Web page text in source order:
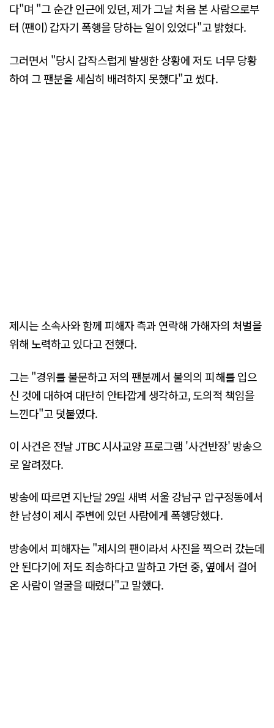
다"며 "그 순간 인근에 있던, 제가 그날 처음 본 사람으로부
터 (팬이) 갑자기 폭행을 당하는 일이 있었다"고 밝혔다.
그러면서 "당시 갑작스럽게 발생한 상황에 저도 너무 당황
하여 그 팬분을 세심히 배려하지 못했다"고 썼다.
제시는 소속사와 함께 피해자 측과 연락해 가해자의 처벌을
위해 노력하고 있다고 전했다.
그는 "경위를 불문하고 저의 팬분께서 불의의 피해를 입으
신 것에 대하여 대단히 안타깝게 생각하고, 도의적 책임을
느낀다"고 덧붙였다.
이 사건은 전날 JTBC 시사교양 프로그램 '사건반장' 방송으
로 알려졌다.
방송에 따르면 지난달 29일 새벽 서울 강남구 압구정동에서
한 남성이 제시 주변에 있던 사람에게 폭행당했다.
방송에서 피해자는 "제시의 팬이라서 사진을 찍으러 갔는데
안 된다기에 저도 죄송하다고 말하고 가던 중, 옆에서 걸어
온 사람이 얼굴을 때렸다"고 말했다.